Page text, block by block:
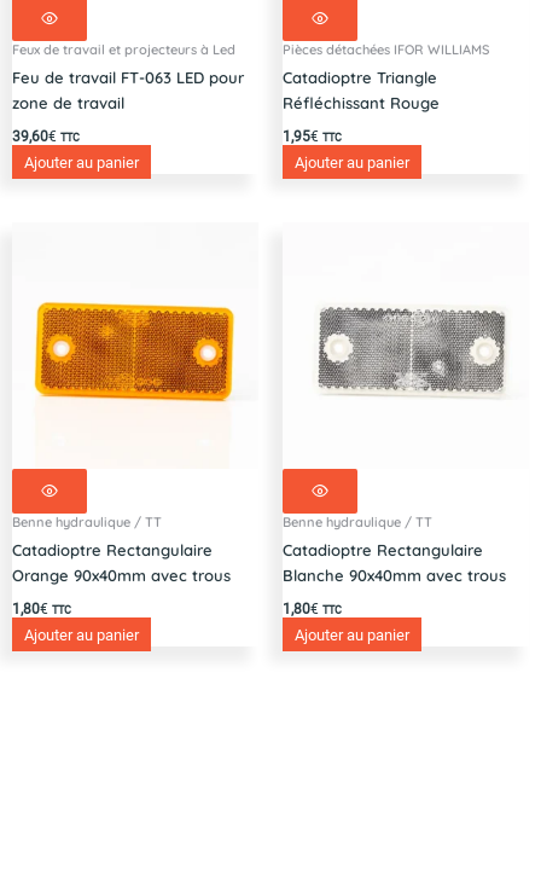
Feux de travail et projecteurs à Led
Feu de travail FT-063 LED pour
zone de travail
39,60€ TTC
Ajouter au panier
Pièces détachées IFOR WILLIAMS
Catadioptre Triangle
Réfléchissant Rouge
1,95€ TTC
Ajouter au panier
Benne hydraulique / TT
Catadioptre Rectangulaire
Orange 90x40mm avec trous
1,80€ TTC
Ajouter au panier
Benne hydraulique / TT
Catadioptre Rectangulaire
Blanche 90x40mm avec trous
1,80€ TTC
Ajouter au panier